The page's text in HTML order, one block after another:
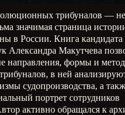
трибуналов —
значимая страница
в России. Книга кандидата
Александра Макутчева
направления, формы и
в ней
судопроизводства, а
портрет сотрудников
активно обращался к